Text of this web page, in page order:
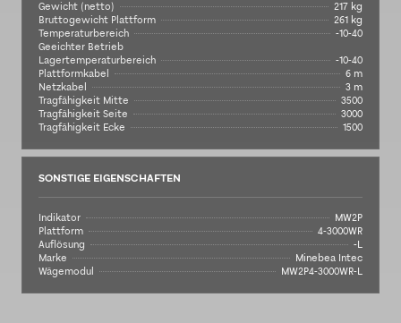
Gewicht (netto)
217 kg
Bruttogewicht Plattform
261 kg
Temperaturbereich
Geeichter Betrieb
-10-40
Lagertemperaturbereich
-10-40
Plattformkabel
6 m
Netzkabel
3 m
Tragfähigkeit Mitte
3500
Tragfähigkeit Seite
3000
Tragfähigkeit Ecke
1500
SONSTIGE EIGENSCHAFTEN
Indikator
MW2P
Plattform
4-3000WR
Auflösung
-L
Marke
Minebea Intec
Wägemodul
MW2P4-3000WR-L